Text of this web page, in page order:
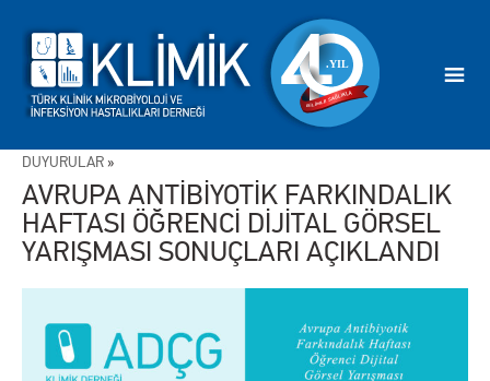
DUYURULAR »
AVRUPA ANTİBİYOTİK FARKINDALIK
HAFTASI ÖĞRENCİ DİJİTAL GÖRSEL
YARIŞMASI SONUÇLARI AÇIKLANDI